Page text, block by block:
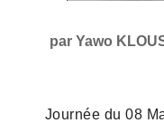
parYawo
Journée du 08